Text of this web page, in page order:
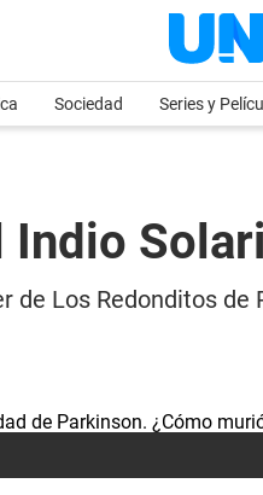
Sociedad Series y
Los Redonditos